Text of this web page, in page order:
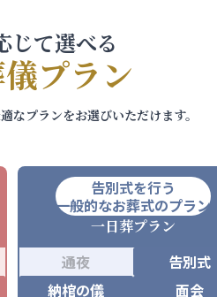
じて選べる
プラン
なプランをお選びいただけます。
告別式を行う
一般的なお葬式のプラン
一日葬プラン
通夜
告別式
納棺の儀
面会